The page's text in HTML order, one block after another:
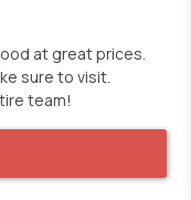
at great prices.
sure to visit.
team!
experience